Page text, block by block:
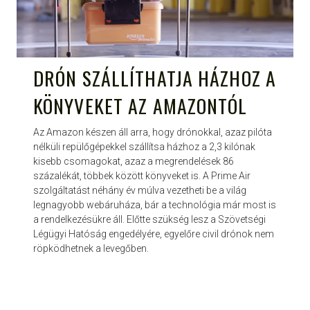
DRÓN SZÁLLÍTHATJA HÁZHOZ A
KÖNYVEKET AZ AMAZONTÓL
Az Amazon készen áll arra, hogy drónokkal, azaz pilóta
nélküli repülőgépekkel szállítsa házhoz a 2,3 kilónak
kisebb csomagokat, azaz a megrendelések 86
százalékát, többek között könyveket is. A Prime Air
szolgáltatást néhány év múlva vezetheti be a világ
legnagyobb webáruháza, bár a technológia már most is
a rendelkezésükre áll. Előtte szükség lesz a Szövetségi
Légügyi Hatóság engedélyére, egyelőre civil drónok nem
röpködhetnek a levegőben.